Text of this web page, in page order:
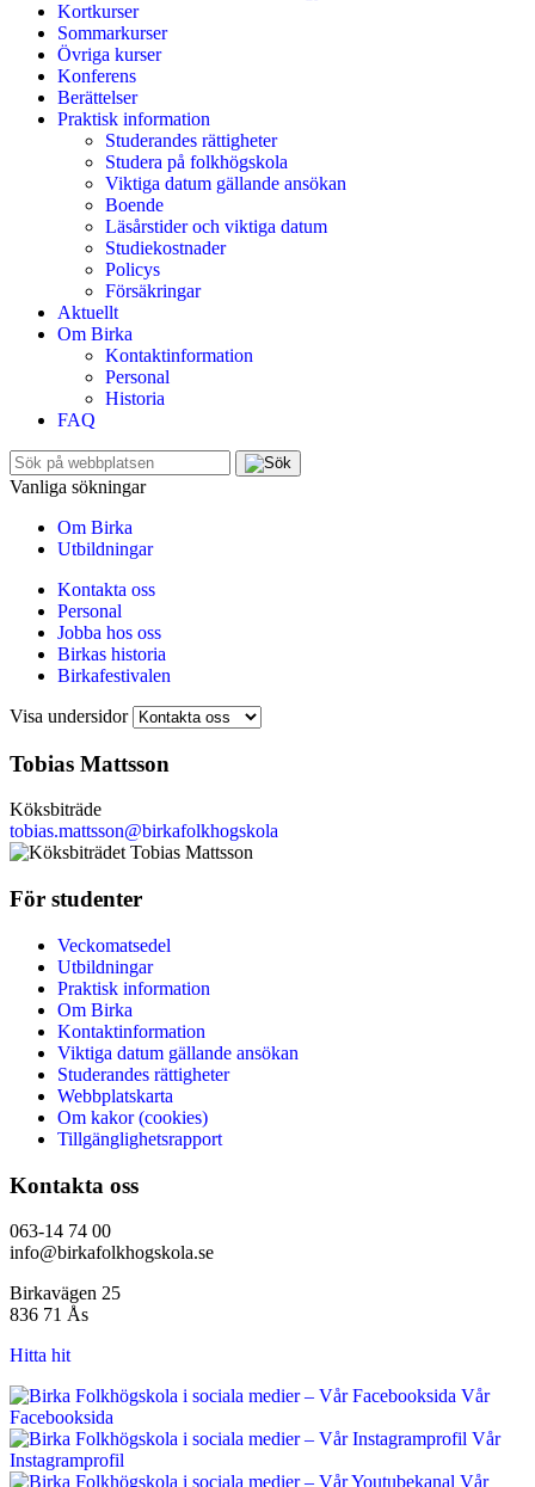
Kortkurser
Sommarkurser
Övriga kurser
Konferens
Berättelser
Praktisk information
Studerandes rättigheter
Studera på folkhögskola
Viktiga datum gällande ansökan
Boende
Läsårstider och viktiga datum
Studiekostnader
Policys
Försäkringar
Aktuellt
Om Birka
Kontaktinformation
Personal
Historia
FAQ
Sök
efter:
Vanliga sökningar
Om Birka
Utbildningar
Kontakta oss
Personal
Jobba hos oss
Birkas historia
Birkafestivalen
Visa undersidor
Tobias Mattsson
Köksbiträde
tobias.mattsson@birkafolkhogskola
För studenter
Veckomatsedel
Utbildningar
Praktisk information
Om Birka
Kontaktinformation
Viktiga datum gällande ansökan
Studerandes rättigheter
Webbplatskarta
Om kakor (cookies)
Tillgänglighetsrapport
Kontakta oss
063-14 74 00
info@birkafolkhogskola.se
Birkavägen 25
836 71 Ås
Hitta hit
Vår
Facebooksida
Vår
Instagramprofil
Vår